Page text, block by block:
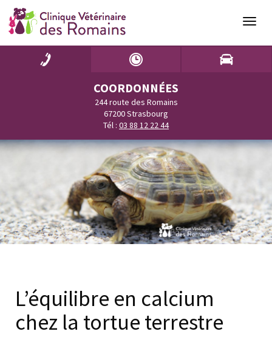
COORDONNÉES
244 route des Romains
67200 Strasbourg
Tél : 03 88 12 22 44
L’équilibre en calcium
chez la tortue terrestre